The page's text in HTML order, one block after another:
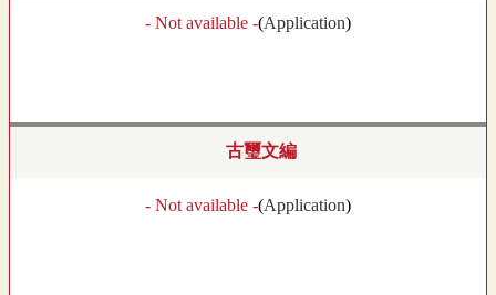
- Not available -(Application)
古璽文編
- Not available -(Application)